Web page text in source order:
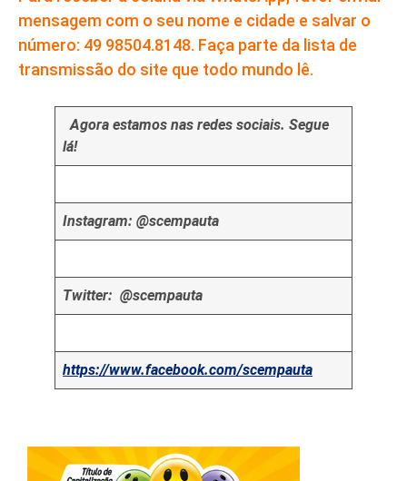
mensagem com o seu nome e cidade e salvar o
número: 49 98504.8148. Faça parte da lista de
transmissão do site que todo mundo lê.
Agora estamos nas redes sociais. Segue
lá!
Instagram: @scempauta
Twitter: @scempauta
https://www.facebook.com/scempauta